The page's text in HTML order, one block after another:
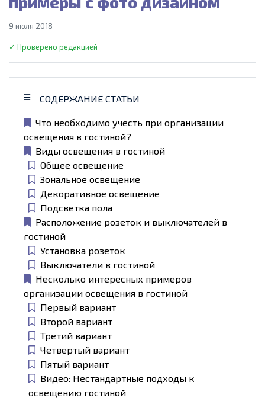
9 июля 2018
✓ Проверено редакцией
СОДЕРЖАНИЕ СТАТЬИ
Что необходимо учесть при организации
освещения в гостиной?
Виды освещения в гостиной
Общее освещение
Зональное освещение
Декоративное освещение
Подсветка пола
Расположение розеток и выключателей в
гостиной
Установка розеток
Выключатели в гостиной
Несколько интересных примеров
организации освещения в гостиной
Первый вариант
Второй вариант
Третий вариант
Четвертый вариант
Пятый вариант
Видео: Нестандартные подходы к
освещению гостиной